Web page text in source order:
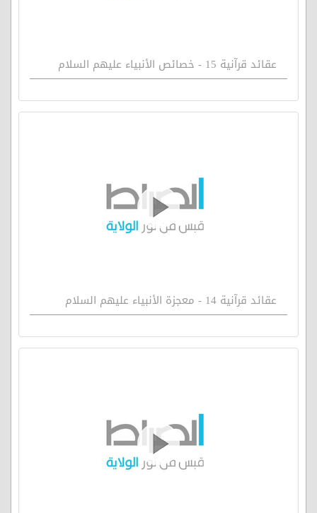
عقائد قرآنية 15 - خصائص الأنبياء عليهم السلام
عقائد قرآنية 14 - معجزة الأنبياء عليهم السلام